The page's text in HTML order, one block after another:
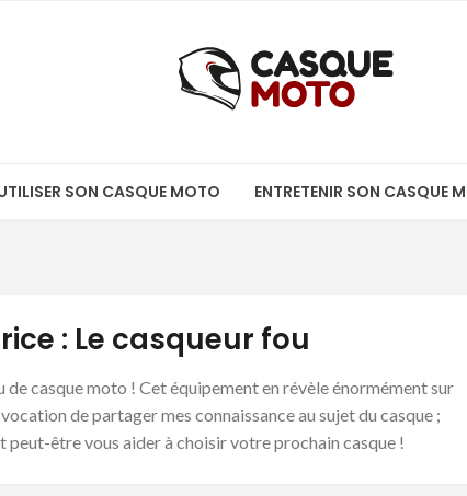
SON CASQUE MOTO ENTRETENIR SON CASQUE
: Le casqueur fou
casque moto ! Cet équipement en révèle énormément sur
de partager mes connaissance au sujet du casque ;
peut-être vous aider à choisir votre prochain casque !